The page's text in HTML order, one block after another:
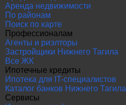
Аренда недвижимости
По районам
Поиск по карте
Профессионалам
Агенты и риэлторы
Застройщики Нижнего Тагила
Все ЖК
Ипотечные кредиты
Ипотека для IT-специалистов
Каталог банков Нижнего Тагила
Сервисы